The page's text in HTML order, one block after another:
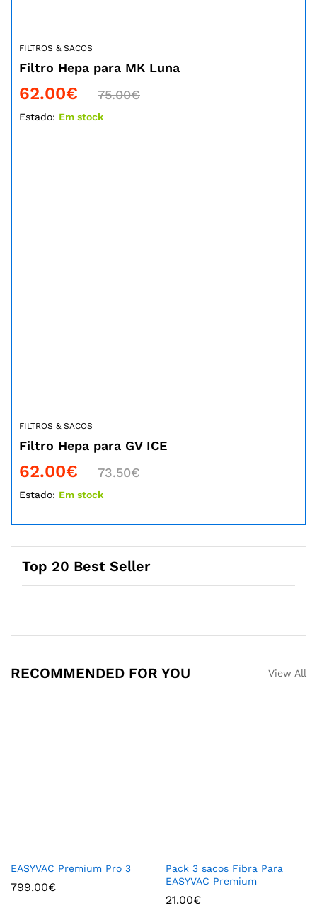
FILTROS & SACOS
Filtro Hepa para MK Luna
62.00€ 75.00€
Estado: Em stock
FILTROS & SACOS
Filtro Hepa para GV ICE
62.00€ 73.50€
Estado: Em stock
Top 20 Best Seller
RECOMMENDED FOR YOU View All
EASYVAC Premium Pro 3
799.00€
Pack 3 sacos Fibra Para
EASYVAC Premium
21.00€